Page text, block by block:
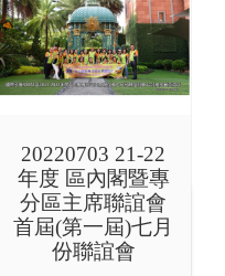
20220703 21-22
年度 區內閣暨專
分區主席聯誼會
首屆(第一屆)七月
份聯誼會